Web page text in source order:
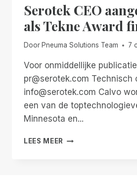
Serotek CEO
als Tekne Award
Door Pneuma Solutions Team 7
Voor onmiddellijke
pr@serotek.com Technisch
info@serotek.com Calvo
een van de
Minnesota en...
LEES MEER SEROTEK